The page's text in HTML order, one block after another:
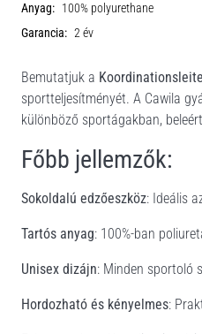
Anyag: 100% polyurethane
Garancia: 2 év
Bemutatjuk a
sportteljesítményét. A Cawila
különböző sportágakban,
Főbb jellemzők:
Sokoldalú edzőeszköz: Ideális
Tartós anyag: 100%-ban
Unisex dizájn: Minden sportoló
Hordozható és kényelmes: